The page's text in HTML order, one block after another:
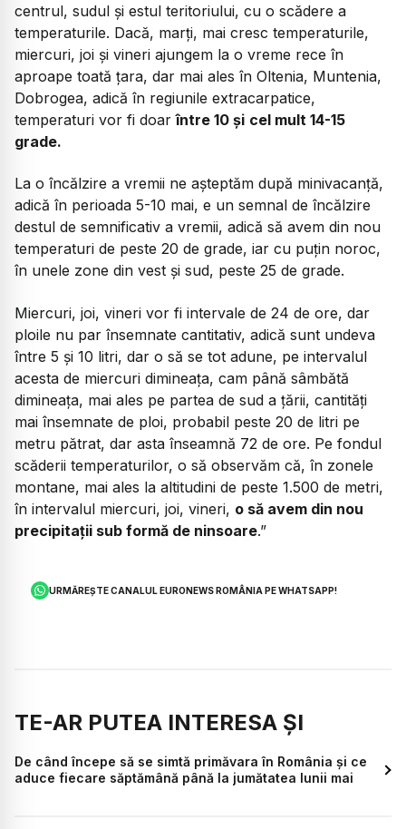
centrul, sudul și estul teritoriului, cu o scădere a
temperaturile. Dacă, marți, mai cresc temperaturile,
miercuri, joi și vineri ajungem la o vreme rece în
aproape toată țara, dar mai ales în Oltenia, Muntenia,
Dobrogea, adică în regiunile extracarpatice,
temperaturi vor fi doarîntre 10 și cel mult 14-15
grade.
La o încălzire a vremii ne așteptăm după minivacanță,
adică în perioada 5-10 mai, e un semnal de încălzire
destul de semnificativ a vremii, adică să avem din nou
temperaturi de peste 20 de grade, iar cu puțin noroc,
în unele zone din vest și sud, peste 25 de grade.
Miercuri, joi, vineri vor fi intervale de 24 de ore, dar
ploile nu par însemnate cantitativ, adică sunt undeva
între 5 și 10 litri, dar o să se tot adune, pe intervalul
acesta de miercuri dimineața, cam până sâmbătă
dimineața, mai ales pe partea de sud a țării, cantități
mai însemnate de ploi, probabil peste 20 de litri pe
metru pătrat, dar asta înseamnă 72 de ore. Pe fondul
scăderii temperaturilor, o să observăm că, în zonele
montane, mai ales la altitudini de peste 1.500 de metri,
în intervalul miercuri, joi, vineri, o să avem din nou
precipitații sub formă de ninsoare.”
URMĂREȘTE CANALUL EURONEWS ROMÂNIA PE WHATSAPP!
TE-AR PUTEA INTERESA ȘI
De când începe să se simtă primăvara în România și ce
aduce fiecare săptămână până la jumătatea lunii mai